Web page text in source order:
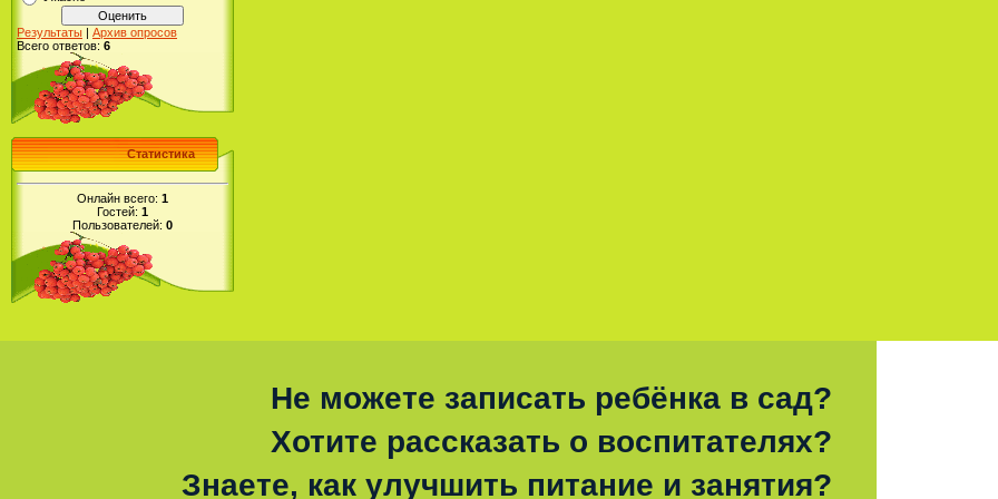
Результаты | Архив опросов
Всего ответов: 6
Статистика
Онлайн всего: 1
Гостей: 1
Пользователей: 0
Не можете записать ребёнка в сад?
Хотите рассказать о воспитателях?
Знаете, как улучшить питание и занятия?